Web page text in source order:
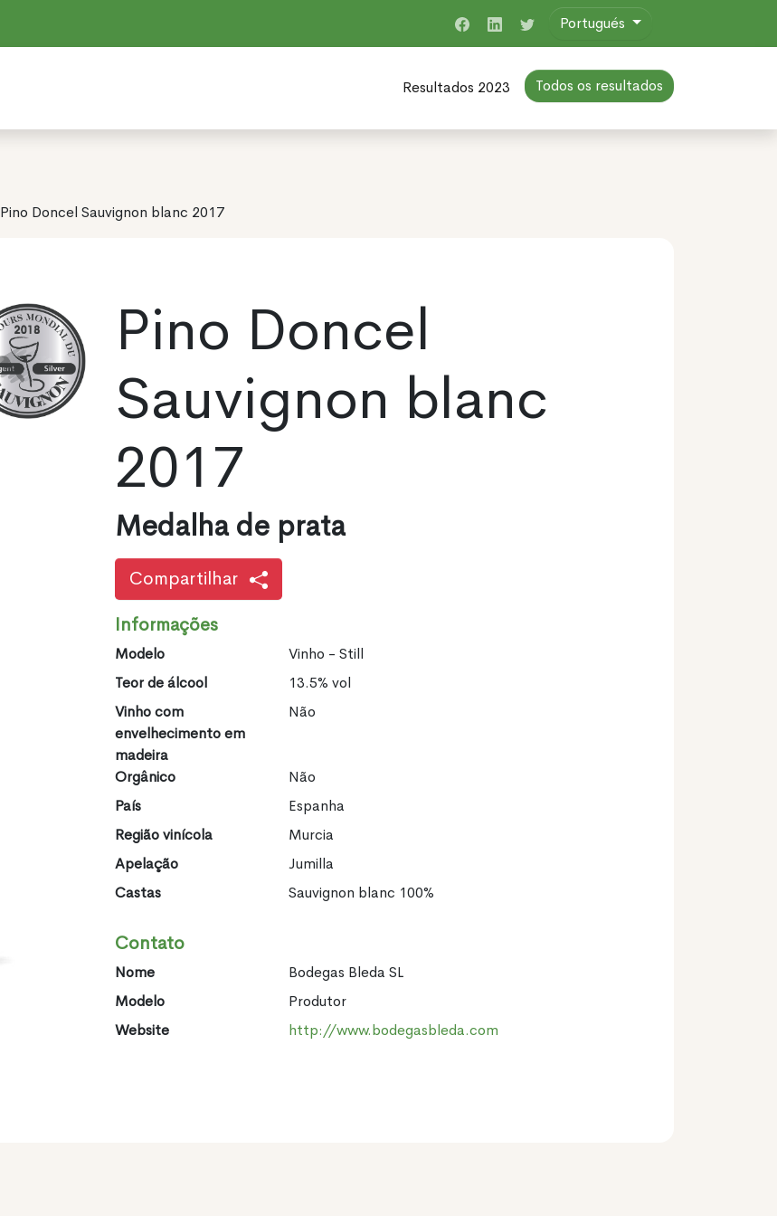
Portugués
Resultados 2023 Todos os resultados
Pino Doncel Sauvignon blanc 2017
Pino Doncel
Sauvignon blanc
2017
Medalha de prata
Compartilhar
Informações
Modelo
Vinho - Still
Teor de álcool
13.5% vol
Vinho com
envelhecimento em
madeira
Não
Orgânico
Não
País
Espanha
Região vinícola
Murcia
Apelação
Jumilla
Castas
Sauvignon blanc 100%
Contato
Nome
Bodegas Bleda SL
Modelo
Produtor
Website
http://www.bodegasbleda.com